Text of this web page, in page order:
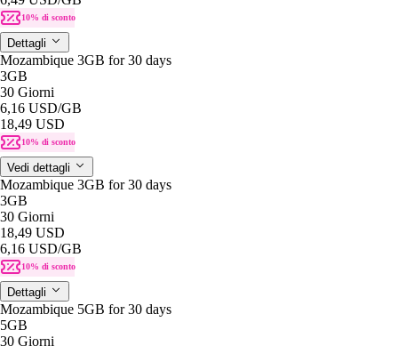
10% di sconto
Dettagli
Mozambique 3GB for 30 days
3GB
30 Giorni
6,16 USD/GB
18,49 USD
10% di sconto
Vedi dettagli
Mozambique 3GB for 30 days
3GB
30 Giorni
18,49 USD
6,16 USD/GB
10% di sconto
Dettagli
Mozambique 5GB for 30 days
5GB
30 Giorni